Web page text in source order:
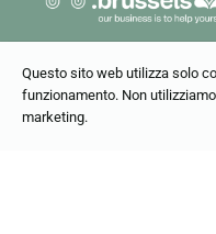
Questo sito web utilizza solo
funzionamento. Non
marketing.